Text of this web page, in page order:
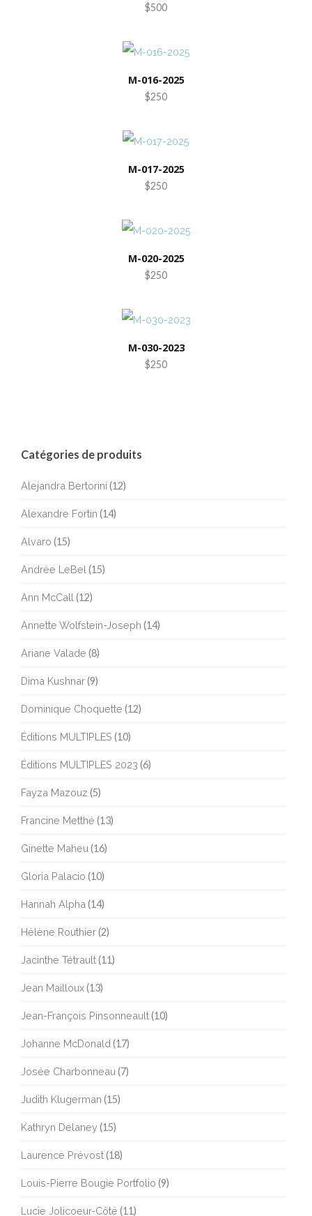
$500
M-016-2025
$250
M-017-2025
$250
M-020-2025
$250
M-030-2023
$250
Catégories de produits
Alejandra Bertorini (12)
Alexandre Fortin (14)
Alvaro (15)
Andrée LeBel (15)
Ann McCall (12)
Annette Wolfstein-Joseph (14)
Ariane Valade (8)
Dima Kushnar(9)
Dominique Choquette (12)
Éditions MULTIPLES (10)
Éditions MULTIPLES 2023 (6)
Fayza Mazouz (5)
Francine Metthé (13)
Ginette Maheu (16)
Gloria Palacio (10)
Hannah Alpha (14)
Hélène Routhier(2)
Jacinthe Tétrault(11)
Jean Mailloux(13)
Jean-François Pinsonneault(10)
Johanne McDonald (17)
Josée Charbonneau (7)
Judith Klugerman (15)
Kathryn Delaney(15)
Laurence Prévost(18)
Louis-Pierre Bougie Portfolio (9)
Lucie Jolicoeur-Côté (11)